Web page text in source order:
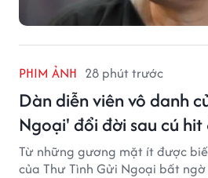
PHIM ẢNH 28 phút trước
Dàn diễn viên vô danh
Ngoại' đổi đời sau cú
Từ những gương mặt ít được
của Thư Tình Gửi Ngoại bất